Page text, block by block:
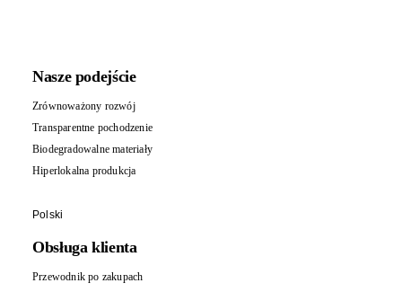
Nasze podejście
Zrównoważony rozwój
Transparentne pochodzenie
Biodegradowalne materiały
Hiperlokalna produkcja
Polski
Obsługa klienta
Przewodnik po zakupach